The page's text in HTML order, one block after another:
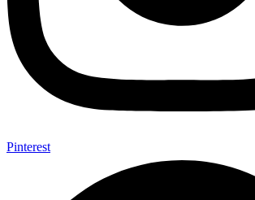
Pinterest